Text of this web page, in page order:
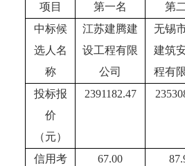
项目
第一名 第
中标候
选人名
称
江苏建腾建
设工程有限
公司
无锡
建筑
程有
投标报
价
（元）
2391182.47
信用考
67.00